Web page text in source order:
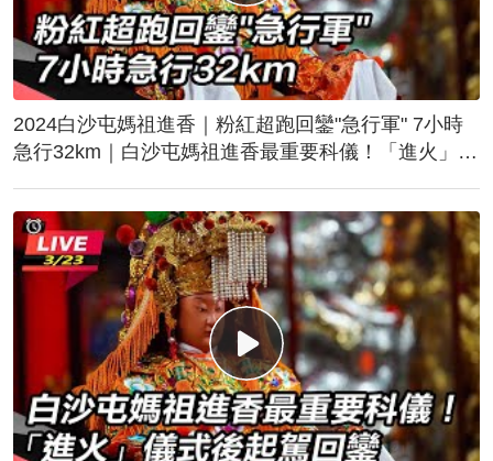
2024白沙屯媽祖進香｜粉紅超跑回鑾"急行軍" 7小時
急行32km｜白沙屯媽祖進香最重要科儀！「進火」儀